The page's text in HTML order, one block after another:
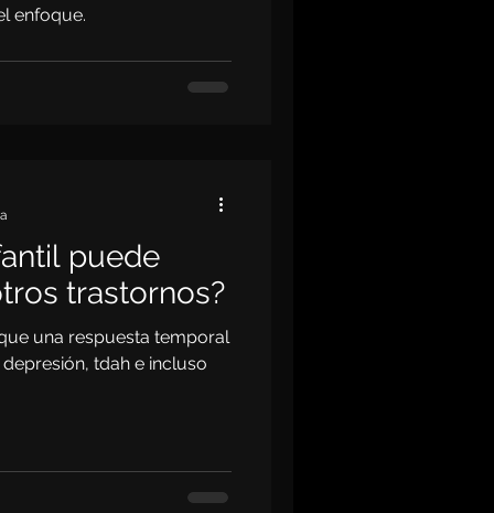
enfoque.
puede
trastornos?
una respuesta temporal
tdah e incluso